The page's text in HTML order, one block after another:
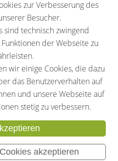
zur Verbesserung des
Besucher.
sind technisch zwingend
der Webseite zu
wir einige Cookies, die dazu
das Benutzerverhalten auf
und unsere Webseite auf
stetig zu verbessern.
akzeptieren